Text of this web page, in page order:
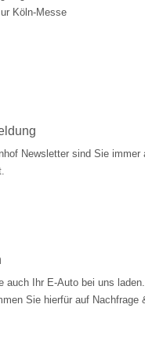
Köln-Messe
Newsletter sind Sie immer
auch Ihr E-Auto bei uns laden.
Sie hierfür auf Nachfrage